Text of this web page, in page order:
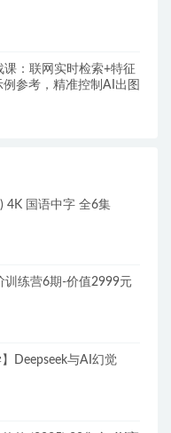
课：联网实时检索+特征
参考，精准控制AI出图
4K 国语中字 全6集
训练营6期-价值2999元
Deepseek与AI幻觉